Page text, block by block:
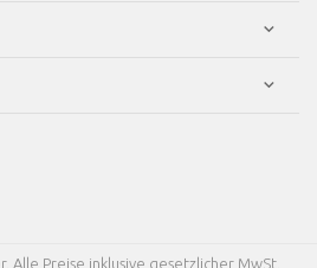
Alle Preise inklusive gesetzlicher MwSt.